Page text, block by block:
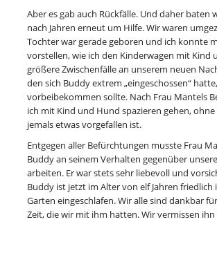
Aber es gab auch Rückfälle. Und daher baten
nach Jahren erneut um Hilfe. Wir waren
Tochter war gerade geboren und ich konnte
vorstellen, wie ich den Kinderwagen mit Kind
größere Zwischenfälle an unserem neuen
den sich Buddy extrem „eingeschossen“ hatte,
vorbeibekommen sollte. Nach Frau Mantels
ich mit Kind und Hund spazieren gehen, ohne
jemals etwas vorgefallen ist.
Entgegen aller Befürchtungen musste Frau
Buddy an seinem Verhalten gegenüber
arbeiten. Er war stets sehr liebevoll und
Buddy ist jetzt im Alter von elf Jahren friedlich
Garten eingeschlafen. Wir alle sind dankbar
Zeit, die wir mit ihm hatten. Wir vermissen